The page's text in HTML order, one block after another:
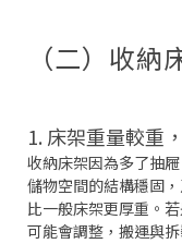
（二）收納
1. 床架重量較重
收納床架因為多了抽
儲物空間的結構穩固
比一般床架更厚重。
可能會調整，搬運與